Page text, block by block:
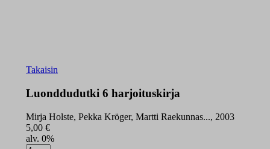
Takaisin
Luonddudutki 6 harjoituskirja
Mirja Holste, Pekka Kröger, Martti Raekunnas..., 2003
5,00 €
alv. 0%